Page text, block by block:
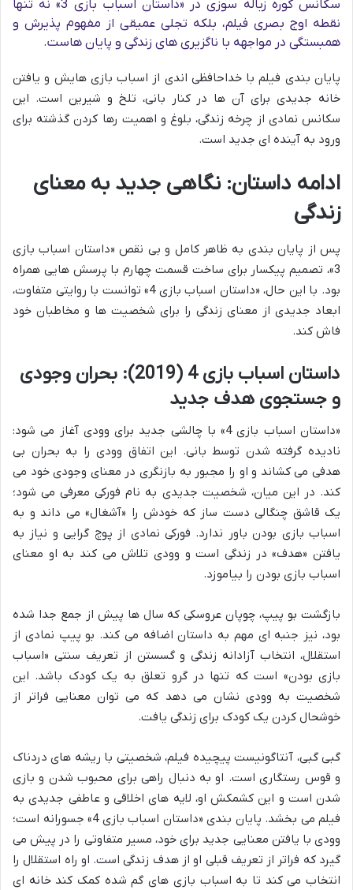
سکانس کوره زباله سوزی در «داستان اسباب بازی 3» نه تنها
نقطه اوج بصری فیلم، بلکه تجلی عمیقی از مفهوم پذیرش و
همبستگی در مواجهه با ناگزیری های زندگی و پایان هاست.
پایان بندی فیلم با خداحافظی اندی از اسباب بازی هایش و یافتن
خانه جدیدی برای آن ها در کنار بانی، تلخ و شیرین است. این
سکانس نمادی از چرخه زندگی، بلوغ و اهمیت رها کردن گذشته برای
ورود به آینده ای جدید است.
ادامه داستان: نگاهی جدید به معنای
زندگی
پس از پایان بندی به ظاهر کامل و بی نقص «داستان اسباب بازی
3»، تصمیم پیکسار برای ساخت قسمت چهارم با پرسش هایی همراه
بود. با این حال، «داستان اسباب بازی 4» توانست با روایتی متفاوت،
ابعاد جدیدی از معنای زندگی را برای شخصیت ها و مخاطبان خود
فاش کند.
داستان اسباب بازی 4 (2019): بحران وجودی
و جستجوی هدف جدید
«داستان اسباب بازی 4» با چالشی جدید برای وودی آغاز می شود:
نادیده گرفته شدن توسط بانی. این اتفاق وودی را به بحران بی
هدفی می کشاند و او را مجبور به بازنگری در معنای وجودی خود می
کند. در این میان، شخصیت جدیدی به نام فورکی معرفی می شود؛
یک قاشق چنگالی دست ساز که خودش را «آشغال» می داند و به
اسباب بازی بودن باور ندارد. فورکی نمادی از پوچ گرایی و نیاز به
یافتن «هدف» در زندگی است و وودی تلاش می کند به او معنای
اسباب بازی بودن را بیاموزد.
بازگشت بو پیپ، چوپان عروسکی که سال ها پیش از جمع جدا شده
بود، نیز جنبه ای مهم به داستان اضافه می کند. بو پیپ نمادی از
استقلال، انتخاب آزادانه زندگی و گسستن از تعریف سنتی «اسباب
بازی بودن» است که تنها در گرو تعلق به یک کودک باشد. این
شخصیت به وودی نشان می دهد که می توان معنایی فراتر از
خوشحال کردن یک کودک برای زندگی یافت.
گبی گبی، آنتاگونیست پیچیده فیلم، شخصیتی با ریشه های دردناک
و قوس رستگاری است. او به دنبال راهی برای محبوب شدن و بازی
شدن است و این کشمکش او، لایه های اخلاقی و عاطفی جدیدی به
فیلم می بخشد. پایان بندی «داستان اسباب بازی 4» جسورانه است؛
وودی با یافتن معنایی جدید برای خود، مسیر متفاوتی را در پیش می
گیرد که فراتر از تعریف قبلی او از هدف زندگی است. او راه استقلال را
انتخاب می کند تا به اسباب بازی های گم شده کمک کند خانه ای